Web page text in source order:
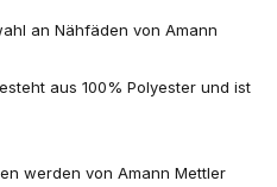
an Nähfäden von Amann
aus 100% Polyester und ist
werden von Amann Mettler